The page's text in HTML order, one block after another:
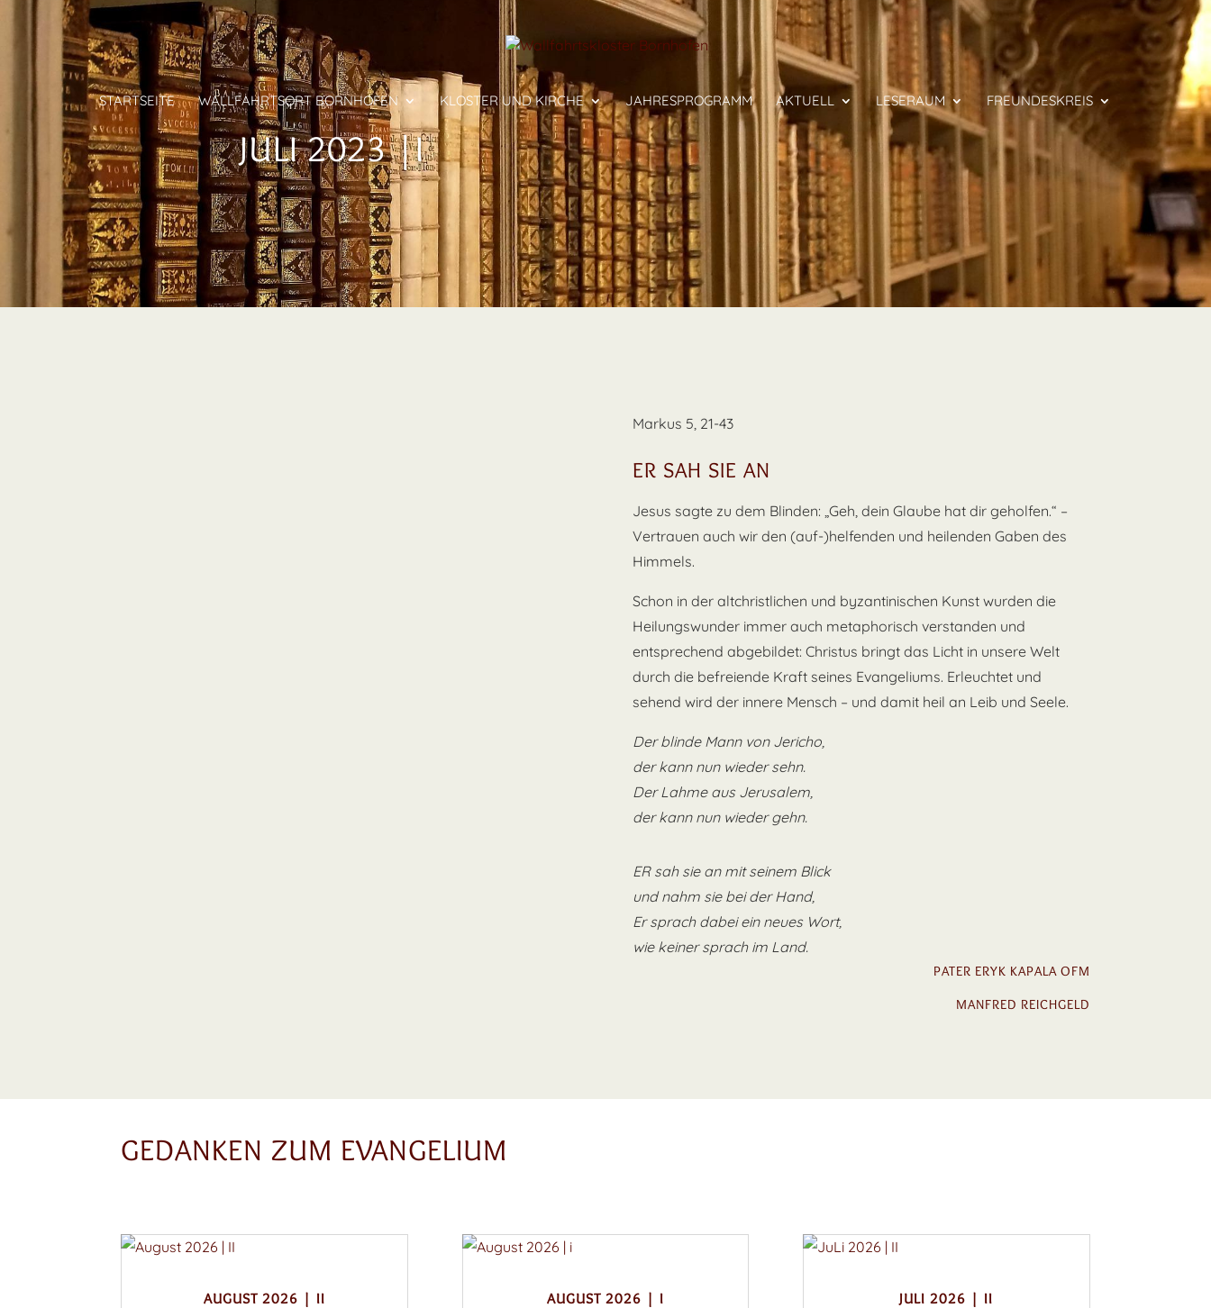
STARTSEITE WALLFAHRTSORT BORNHOFEN KLOSTER UND KIRCHE JAHRESPROGRAMM AKTUELL LESERAUM FREUNDESKREIS
JULI 2023 |I
Markus 5, 21-43
ER SAH SIE AN
Jesus sagte zu dem Blinden: „Geh, dein Glaube hat dir geholfen.“ –
Vertrauen auch wir den (auf-)helfenden und heilenden Gaben des
Himmels.
Schon in der altchristlichen und byzantinischen Kunst wurden die
Heilungswunder immer auch metaphorisch verstanden und
entsprechend abgebildet: Christus bringt das Licht in unsere Welt
durch die befreiende Kraft seines Evangeliums. Erleuchtet und
sehend wird der innere Mensch – und damit heil an Leib und Seele.
Der blinde Mann von Jericho,
der kann nun wieder sehn.
Der Lahme aus Jerusalem,
der kann nun wieder gehn.
ER sah sie an mit seinem Blick
und nahm sie bei der Hand,
Er sprach dabei ein neues Wort,
wie keiner sprach im Land.
PATER ERYK KAPALA OFM
MANFRED REICHGELD
GEDANKEN ZUM EVANGELIUM
AUGUST 2026 | II AUGUST 2026 | I JULI 2026 | II